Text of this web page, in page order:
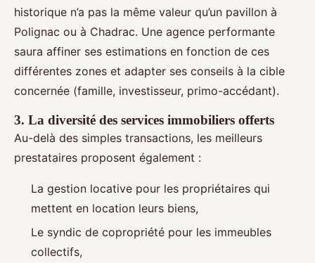
historique n’a pas la même valeur qu’un pavillon à
Polignac ou à Chadrac. Une agence performante
saura affiner ses estimations en fonction de ces
différentes zones et adapter ses conseils à la cible
concernée (famille, investisseur, primo-accédant).
3. La diversité des services immobiliers offerts
Au-delà des simples transactions, les meilleurs
prestataires proposent également :
La gestion locative pour les propriétaires qui
mettent en location leurs biens,
Le syndic de copropriété pour les immeubles
collectifs,